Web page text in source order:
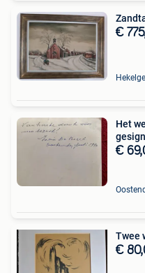
€
Het
€
€